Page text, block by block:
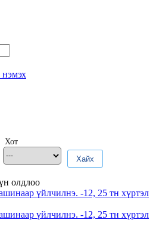
нэмэх
Хот
Хайх
олдлоо
үйлчилнэ. -12, 25 тн хүртэл
үйлчилнэ. -12, 25 тн хүртэл